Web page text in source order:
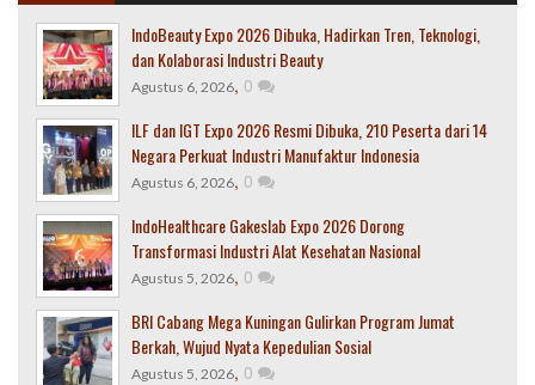
IndoBeauty Expo 2026 Dibuka, Hadirkan Tren, Teknologi,
dan Kolaborasi Industri Beauty
Agustus 6, 2026, 0
ILF dan IGT Expo 2026 Resmi Dibuka, 210 Peserta dari 14
Negara Perkuat Industri Manufaktur Indonesia
Agustus 6, 2026, 0
IndoHealthcare Gakeslab Expo 2026 Dorong
Transformasi Industri Alat Kesehatan Nasional
Agustus 5, 2026, 0
BRI Cabang Mega Kuningan Gulirkan Program Jumat
Berkah, Wujud Nyata Kepedulian Sosial
Agustus 5, 2026, 0